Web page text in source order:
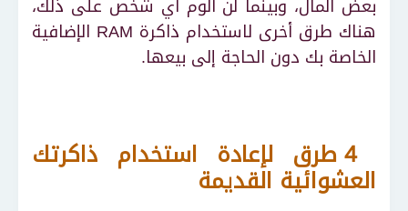
بعض المال، وبينما لن ألوم أي شخص على ذلك،
هناك طرق أخرى لاستخدام ذاكرة RAM الإضافية
الخاصة بك دون الحاجة إلى بيعها.
4 طرق لإعادة استخدام ذاكرتك
العشوائية القديمة